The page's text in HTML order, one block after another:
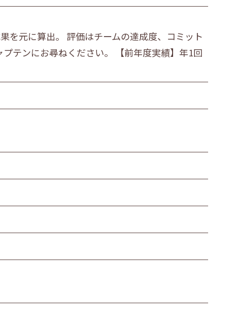
を元に算出。 評価はチームの達成度、コミット
テンにお尋ねください。 【前年度実績】年1回